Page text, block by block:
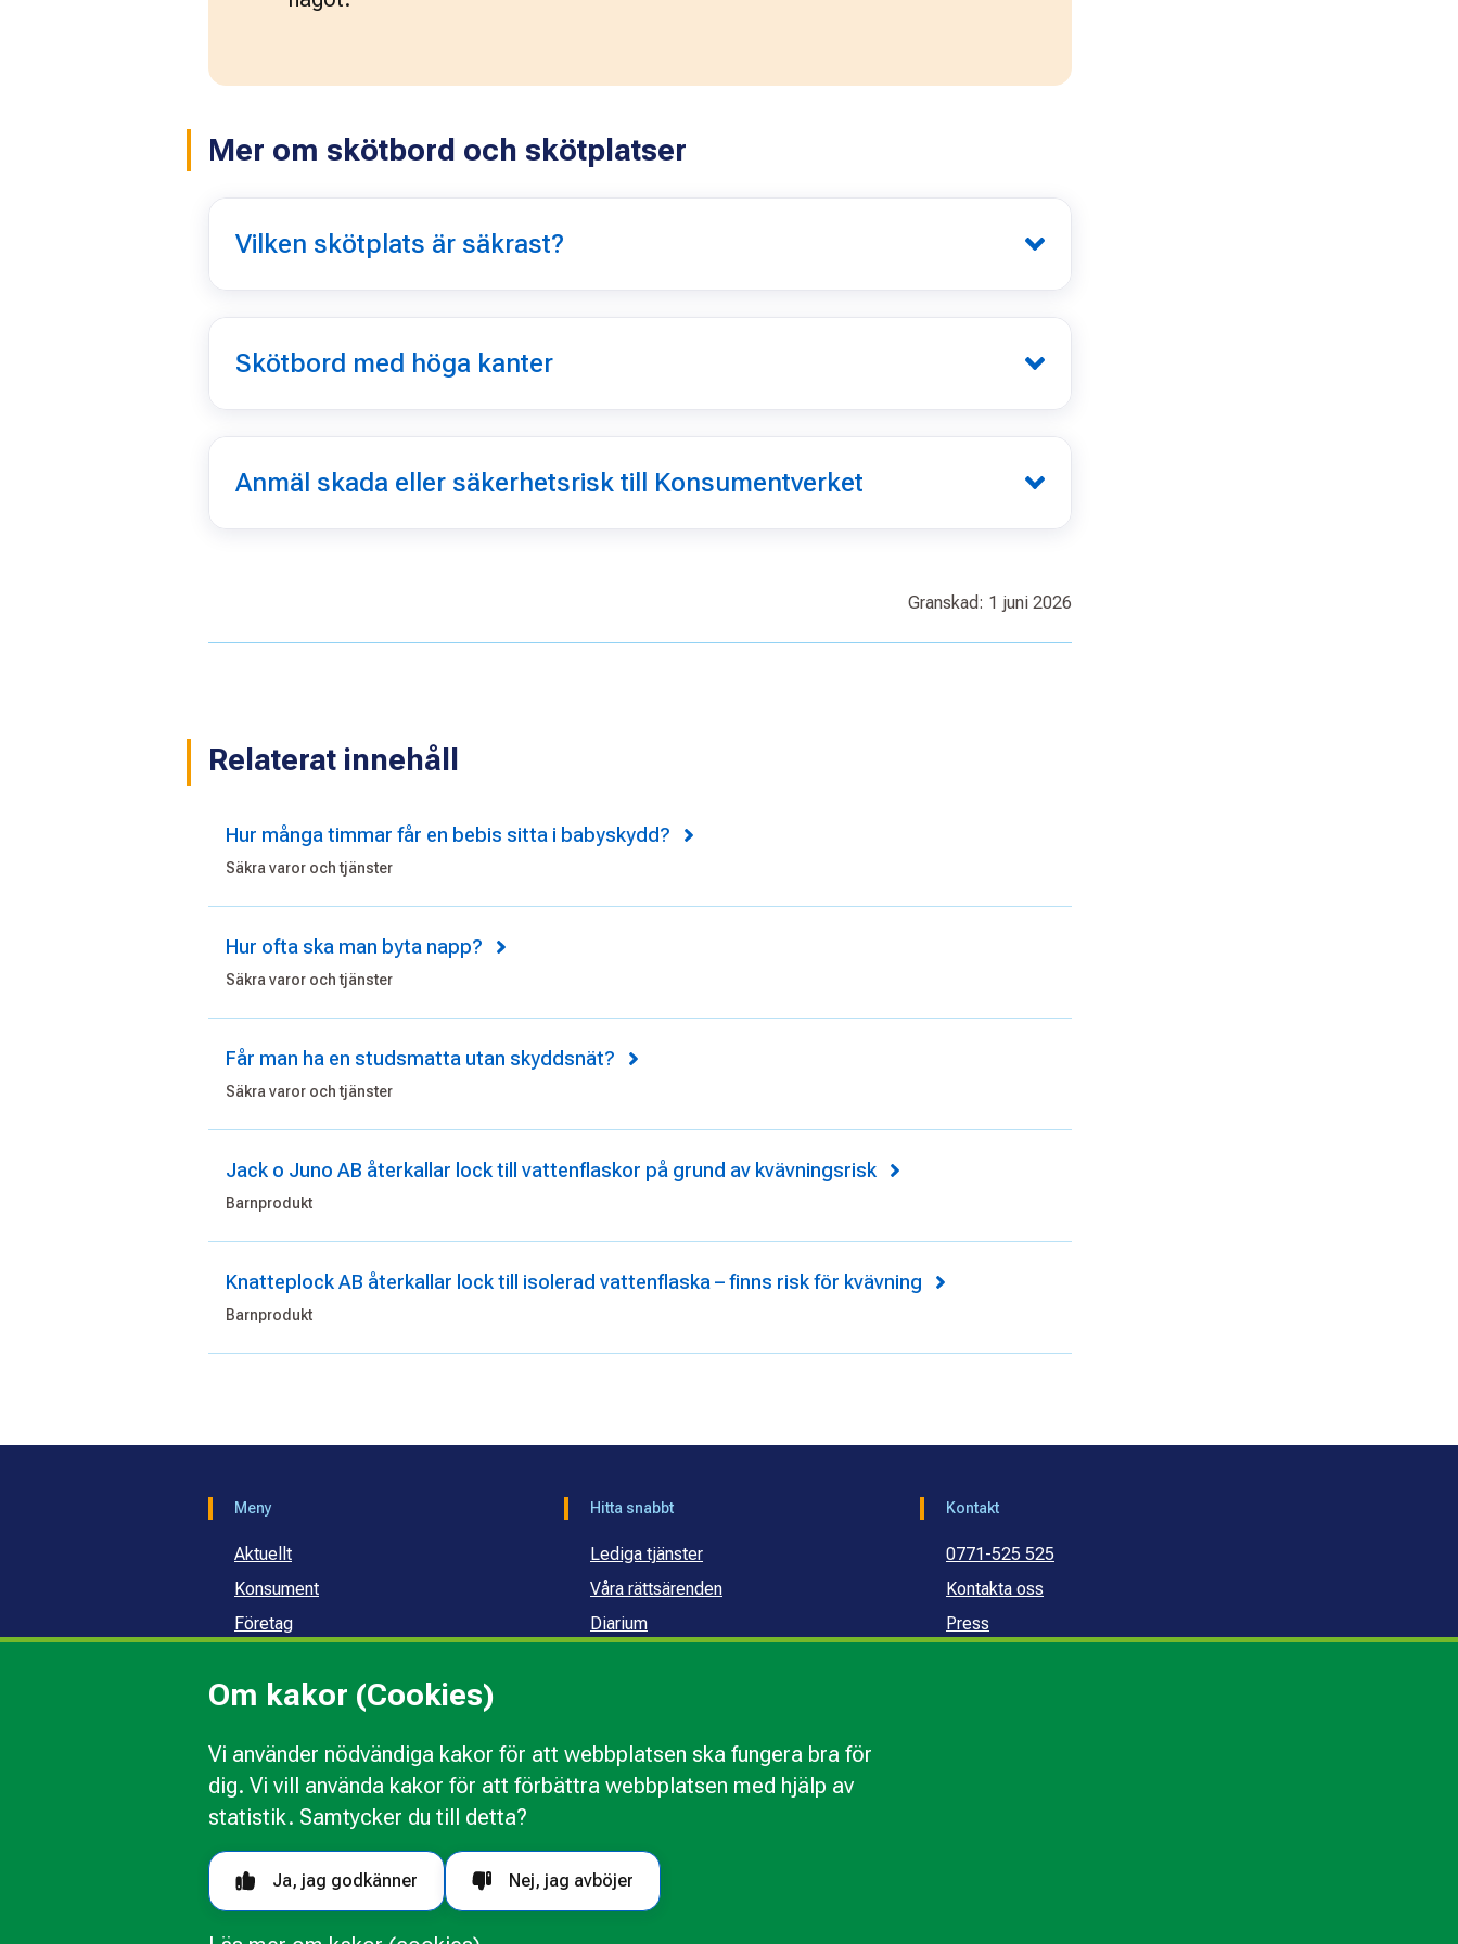
Om kakor (Cookies)
Vi använder nödvändiga kakor för att webbplatsen ska fungera bra för
dig. Vi vill använda kakor för att förbättra webbplatsen med hjälp av
statistik. Samtycker du till detta?
Ja, jag godkänner Nej, jag avböjer
Mer om skötbord och skötplatser
Vilken skötplats är säkrast?
Skötbord med höga kanter
Anmäl skada eller säkerhetsrisk till Konsumentverket
Granskad: 1 juni 2026
Relaterat innehåll
Hur många timmar får en bebis sitta i babyskydd?
Säkra varor och tjänster
Hur ofta ska man byta napp?
Säkra varor och tjänster
Får man ha en studsmatta utan skyddsnät?
Säkra varor och tjänster
Jack o Juno AB återkallar lock till vattenflaskor på grund av kvävningsrisk
Barnprodukt
Knatteplock AB återkallar lock till isolerad vattenflaska – finns risk för kvävning
Barnprodukt
Meny
Aktuellt
Konsument
Företag
Om oss
Hitta snabbt
Lediga tjänster
Våra rättsärenden
Diarium
Kontakt
0771-525 525
Kontakta oss
Press
Kakor Behandling av personuppgifter
Följ oss i sociala medier